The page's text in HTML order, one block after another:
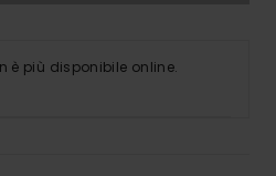
è più disponibile online.